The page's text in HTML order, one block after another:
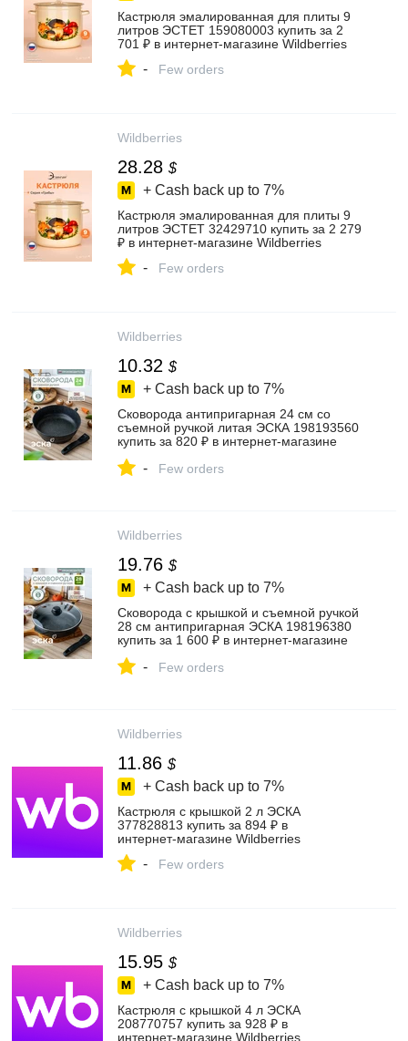
Кастрюля эмалированная для плиты 9
литров ЭСТЕТ 159080003 купить за 2
701 ₽ в интернет‑магазине Wildberries
- Few orders
Wildberries
28.28 $
+ Cash back up to 7%
Кастрюля эмалированная для плиты 9
литров ЭСТЕТ 32429710 купить за 2 279
₽ в интернет‑магазине Wildberries
- Few orders
Wildberries
10.32 $
+ Cash back up to 7%
Сковорода антипригарная 24 см со
съемной ручкой литая ЭСКА 198193560
купить за 820 ₽ в интернет‑магазине
- Few orders
Wildberries
19.76 $
+ Cash back up to 7%
Сковорода с крышкой и съемной ручкой
28 см антипригарная ЭСКА 198196380
купить за 1 600 ₽ в интернет‑магазине
- Few orders
Wildberries
11.86 $
+ Cash back up to 7%
Кастрюля с крышкой 2 л ЭСКА
377828813 купить за 894 ₽ в
интернет‑магазине Wildberries
- Few orders
Wildberries
15.95 $
+ Cash back up to 7%
Кастрюля с крышкой 4 л ЭСКА
208770757 купить за 928 ₽ в
интернет‑магазине Wildberries